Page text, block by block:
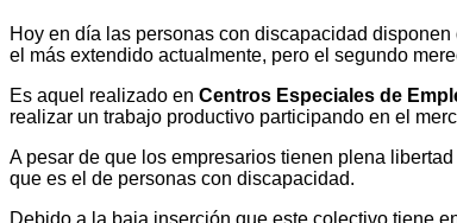
Hoy en día las personas con discapacidad
el más extendido actualmente, pero el segundo
Es aquel realizado en Centros Especiales de
realizar un trabajo productivo participando en el
A pesar de que los empresarios tienen plena
que es el de personas con discapacidad.
Debido a la baja inserción que este colectivo tiene